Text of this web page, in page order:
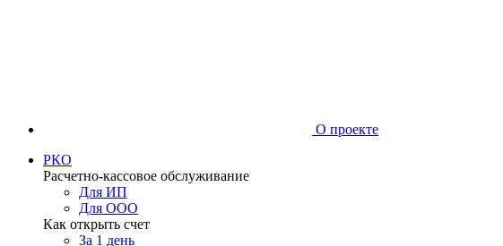
О проекте
РКО
Расчетно-кассовое обслуживание
Для ИП
Для ООО
Как открыть счет
За 1 день